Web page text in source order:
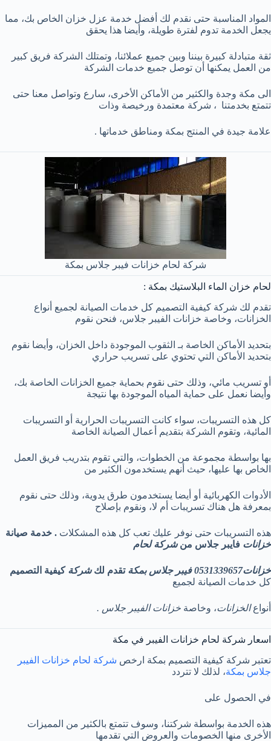
المواد المناسبة حتى نقدم لك أفضل خدمة عزل خزان الخاص بك، مما
يجعل الخدمة تدوم لفترة طويلة، وأيضا هذا يحقق
ثقة متبادلة كبيرة بيننا وبين جميع عملائنا، وتمتلك الشركة فريق كبير
من العمل يمكنها أن توصل جميع خدمات الشركة
الى مكة وجدة والكثير من الأماكن الأخرى، سارع وتواصل معنا حتى
تتمتع بخدمتنا ، شركة معتمدة ورخيصة وذات
علامة جيدة في المنتج بمكة ومناطق خدماتها .
شركة لحام خزانات فيبر جلاس بمكة
لحام خزان الماء البلاستيك بمكة :
تقدم لك شركة كيفية التصميم كل خدمات الصيانة لجميع أنواع
الخزانات، وخاصة خزانات الفيبر جلاس، فنحن نقوم
بتحديد الأماكن الخاصة بـ الثقوب الموجودة داخل الخزان، وأيضا نقوم
بتحديد الأماكن التي تحتوي على تسريب حراري
أو تسريب مائي، وذلك حتى نقوم بحماية جميع الخزانات الخاصة بك،
وأيضا نعمل على حماية المياه الموجودة بها نتيجة
كل هذه التسريبات، سواء كانت التسريبات الحرارية أو التسريبات
المائية، وتقوم الشركة بتقديم أعمال الصيانة الخاصة
بها بواسطة مجموعة من الخطوات، والتي تقوم بتدريب فريق العمل
الخاص بها عليها، حيث أنهم يستخدمون الكثير من
الأدوات الكهربائية أو أيضا يستخدمون طرق يدوية، وذلك حتى نقوم
بمعرفة هل هناك تسريبات أم لا، ونقوم بإصلاح
هذه التسريبات حتى نوفر عليك تعب كل هذه المشكلات . خدمة صيانة
خزانات فايبر جلاس منشركة لحام
خزانات0531339657 فيبر جلاس بمكة تقدم لكشركة كيفية التصميم
كل خدمات الصيانة لجميع
أنواعالخزانات، وخاصة خزانات الفيبر جلاس .
اسعار شركة لحام خزانات الفيبر في مكة
تعتبر شركة كيفية التصميم بمكة ارخص شركة لحام خزانات الفيبر
جلاس بمكة، لذلك لا تتردد
في الحصول على
هذه الخدمة بواسطة شركتنا، وسوف تتمتع بالكثير من المميزات
الأخرى منها الخصومات والعروض التي تقدمها